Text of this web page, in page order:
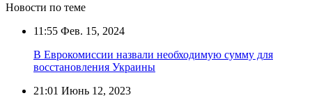
Новости по теме
11:55 Фев. 15, 2024
В Еврокомиссии назвали необходимую сумму для
восстановления Украины
21:01 Июнь 12, 2023